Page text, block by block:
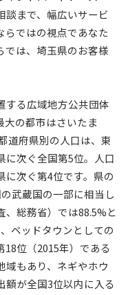
談まで、幅広いサービ
らではの視点であなた
では、埼玉県のお客様
する広域地方公共団体
大の都市はさいたま
道府県別の人口は、東
に次ぐ全国第5位。人口
に次ぐ第4位です。県の
武蔵国の一部に相当し
、総務省）では88.5%と
ベッドタウンとしての
位（2015年）である
域もあり、ネギやホウ
額が全国3位以内に入る